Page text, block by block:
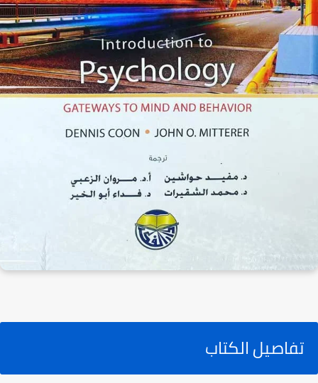
تفاصيل الكتاب